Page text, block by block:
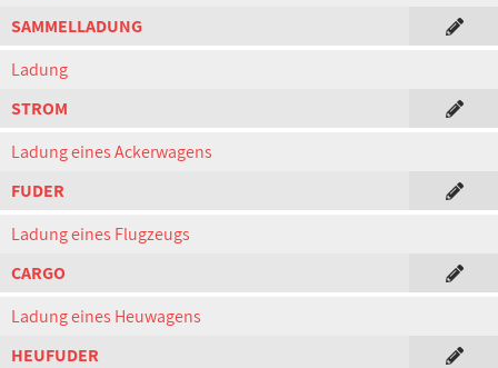
SAMMELLADUNG
Ladung
STROM
Ladung eines Ackerwagens
FUDER
Ladung eines Flugzeugs
CARGO
Ladung eines Heuwagens
HEUFUDER